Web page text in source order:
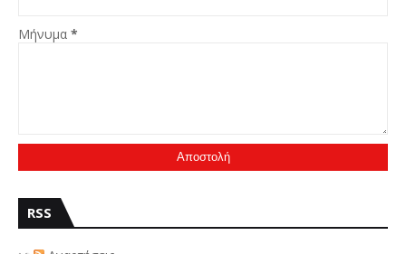
Μήνυμα *
RSS